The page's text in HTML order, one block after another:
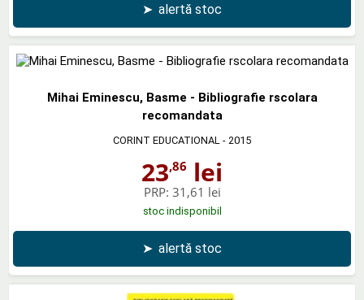
➤ alertă stoc
Mihai Eminescu, Basme - Bibliografie rscolara
recomandata
CORINT EDUCATIONAL - 2015
23,86 lei
PRP: 31,61 lei
stoc indisponibil
➤ alertă stoc